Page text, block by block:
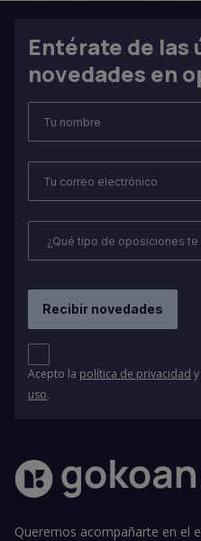
Entérate de las
novedades en
Acepto la política de privacidad
uso.
Queremos acompañarte en el